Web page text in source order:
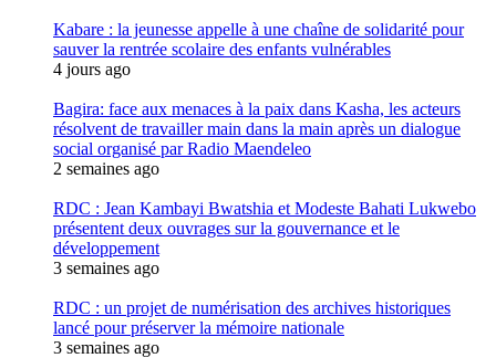
Kabare : la jeunesse appelle à une chaîne de solidarité pour
sauver la rentrée scolaire des enfants vulnérables
4 jours ago
Bagira: face aux menaces à la paix dans Kasha, les acteurs
résolvent de travailler main dans la main après un dialogue
social organisé par Radio Maendeleo
2 semaines ago
RDC : Jean Kambayi Bwatshia et Modeste Bahati Lukwebo
présentent deux ouvrages sur la gouvernance et le
développement
3 semaines ago
RDC : un projet de numérisation des archives historiques
lancé pour préserver la mémoire nationale
3 semaines ago